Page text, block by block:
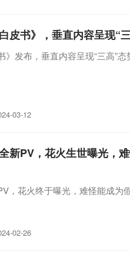
03-12
皮书》，垂直内容呈现“
发布，垂直内容呈现“三高”态
02-26
新PV，花火生世曝光，
，花火终于曝光，难怪能成为